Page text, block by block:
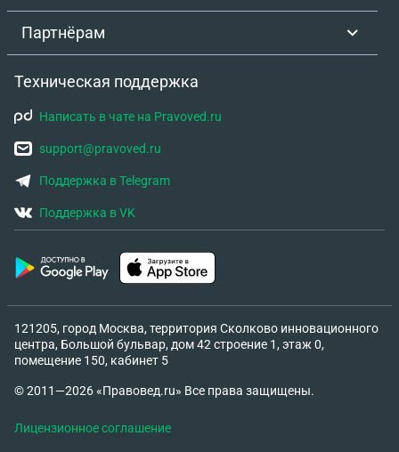
Партнёрам
Техническая поддержка
Написать в чате на Pravoved.ru
support@pravoved.ru
Поддержка в Telegram
Поддержка в VK
121205, город Москва, территория Сколково инновационного
центра, Большой бульвар, дом 42 строение 1, этаж 0,
помещение 150, кабинет 5
© 2011—2026 «Правовед.ru» Все права защищены.
Лицензионное соглашение